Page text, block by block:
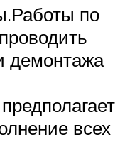
по
демонтажа
всех